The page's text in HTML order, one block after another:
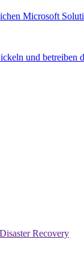
Microsoft
und betreiben
Recovery